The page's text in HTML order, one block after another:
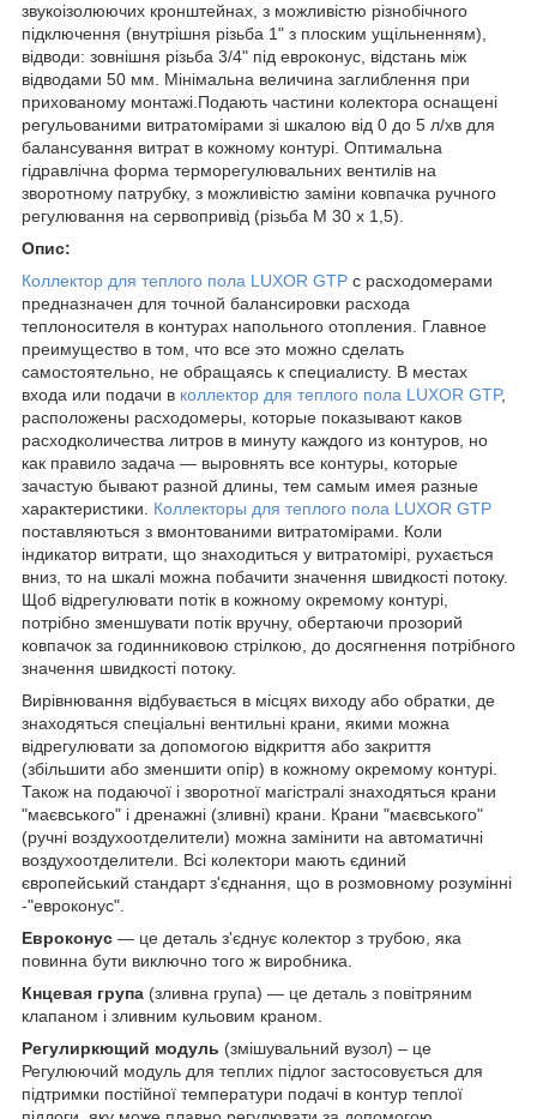
звукоізолюючих кронштейнах, з можливістю різнобічного
підключення (внутрішня різьба 1" з плоским ущільненням),
відводи: зовнішня різьба 3/4" під евроконус, відстань між
відводами 50 мм. Мінімальна величина заглиблення при
прихованому монтажі.Подають частини колектора оснащені
регульованими витратомірами зі шкалою від 0 до 5 л/хв для
балансування витрат в кожному контурі. Оптимальна
гідравлічна форма терморегулювальних вентилів на
зворотному патрубку, з можливістю заміни ковпачка ручного
регулювання на сервопривід (різьба М 30 х 1,5).
Опис:
Коллектор для теплого пола LUXOR GTP с расходомерами
предназначен для точной балансировки расхода
теплоносителя в контурах напольного отопления. Главное
преимущество в том, что все это можно сделать
самостоятельно, не обращаясь к специалисту. В местах
входа или подачи в коллектор для теплого пола LUXOR GTP,
расположены расходомеры, которые показывают каков
расходколичества литров в минуту каждого из контуров, но
как правило задача ― выровнять все контуры, которые
зачастую бывают разной длины, тем самым имея разные
характеристики. Коллекторы для теплого пола LUXOR GTP
поставляються з вмонтованими витратомірами. Коли
індикатор витрати, що знаходиться у витратомірі, рухається
вниз, то на шкалі можна побачити значення швидкості потоку.
Щоб відрегулювати потік в кожному окремому контурі,
потрібно зменшувати потік вручну, обертаючи прозорий
ковпачок за годинниковою стрілкою, до досягнення потрібного
значення швидкості потоку.
Вирівнювання відбувається в місцях виходу або обратки, де
знаходяться спеціальні вентильні крани, якими можна
відрегулювати за допомогою відкриття або закриття
(збільшити або зменшити опір) в кожному окремому контурі.
Також на подаючої і зворотної магістралі знаходяться крани
"маєвського" і дренажні (зливні) крани. Крани "маєвського"
(ручні воздухоотделители) можна замінити на автоматичні
воздухоотделители. Всі колектори мають єдиний
європейський стандарт з'єднання, що в розмовному розумінні
-"евроконус".
Евроконус ― це деталь з'єднує колектор з трубою, яка
повинна бути виключно того ж виробника.
Кнцевая група (зливна група) ― це деталь з повітряним
клапаном і зливним кульовим краном.
Регулиркющий модуль (змішувальний вузол) – це
Регулюючий модуль для теплих підлог застосовується для
підтримки постійної температури подачі в контур теплої